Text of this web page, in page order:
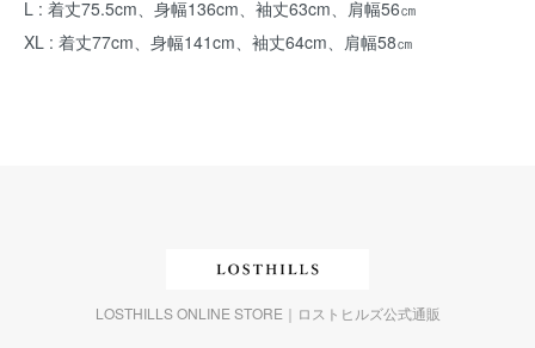
L : 着丈75.5cm、身幅136cm、袖丈63cm、肩幅56㎝
XL : 着丈77cm、身幅141cm、袖丈64cm、肩幅58㎝
LOSTHILLS ONLINE STORE｜ロストヒルズ公式通販